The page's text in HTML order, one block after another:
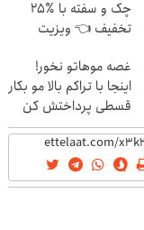
چک و سفته با ٪۲۵
تخفیف 👈 ویزیت
غصه موهاتو نخور!
اینجا با تراکم بالا مو بکار
قسطی پرداختش کن